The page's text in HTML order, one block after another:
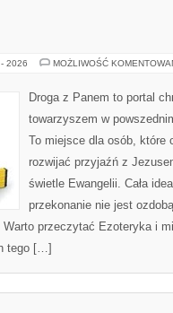
2026 MOŻLIWOŚĆ
Droga z Panem to portal
towarzyszem w
To miejsce dla osób, które
rozwijać przyjaźń z
świetle Ewangelii. Cała
przekonanie nie jest
Warto przeczytać Ezoteryka i
tego […]